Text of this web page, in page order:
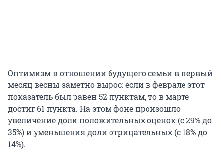
Оптимизм в отношении будущего семьи в первый
месяц весны заметно вырос: если в феврале этот
показатель был равен 52 пунктам, то в марте
достиг 61 пункта. На этом фоне произошло
увеличение доли положительных оценок (с 29% до
35%) и уменьшения доли отрицательных (с 18% до
14%).